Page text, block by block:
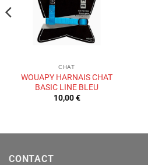
CHAT
WOUAPY HARNAIS CHAT
BASIC LINE BLEU
10,00€
CONTACT